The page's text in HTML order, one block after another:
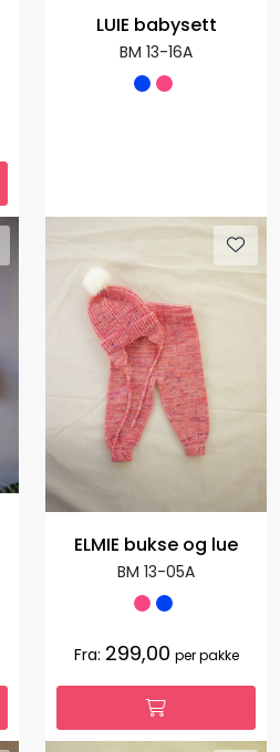
LUIE babysett
BM 13-16A
ELMIE bukse og lue
BM 13-05A
Fra: 299,00 per pakke